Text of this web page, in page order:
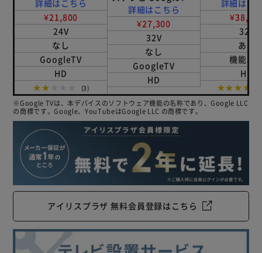
24WG-F1 ブラック
詳細はこちら
¥21,800
24V
なし
GoogleTV
HD
★★★★★
(3)
搭載 32V型 LTL-
32WG-F1 ブラック
詳細はこちら
¥27,300
32V
なし
GoogleTV
HD
詳細はこ
32V
あり
機能な
HD
★★★★★
※Google TVは、本デバイスのソフトウェア機能の名称であり、Google LLC
の商標です。Google、YouTubeはGoogle LLC の商標です。
アイリスプラザ 無料会員登録はこちら